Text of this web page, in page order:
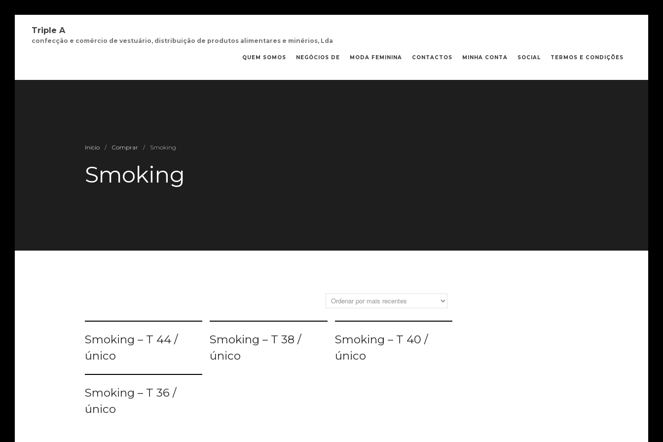
Triple A
confecção e comércio de vestuário, distribuição de produtos alimentares e minérios, Lda
QUEM SOMOS NEGÓCIOS DE MODA FEMININA CONTACTOS MINHA CONTA SOCIAL TERMOS E CONDIÇÕES
Início / Comprar / Smoking
Smoking
Smoking – T 44 /
único
Smoking – T 38 /
único
Smoking – T 40 /
único
LER MAIS
Smoking – T 36 /
único